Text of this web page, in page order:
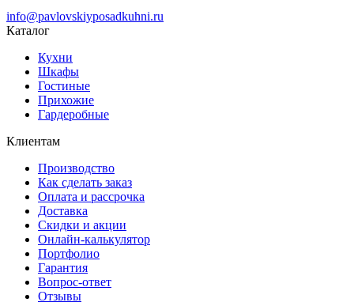
info@pavlovskiyposadkuhni.ru
Каталог
Кухни
Шкафы
Гостиные
Прихожие
Гардеробные
Клиентам
Производство
Как сделать заказ
Оплата и рассрочка
Доставка
Скидки и акции
Онлайн-калькулятор
Портфолио
Гарантия
Вопрос-ответ
Отзывы